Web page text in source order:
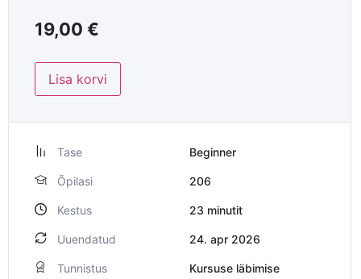
19,00 €
Lisa korvi
Tase Beginner
Õpilasi 206
Kestus 23 minutit
Uuendatud 24. apr 2026
Tunnistus
Kursuse läbimise